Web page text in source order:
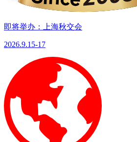
即将举办：上海秋交会
2026.9.15-17